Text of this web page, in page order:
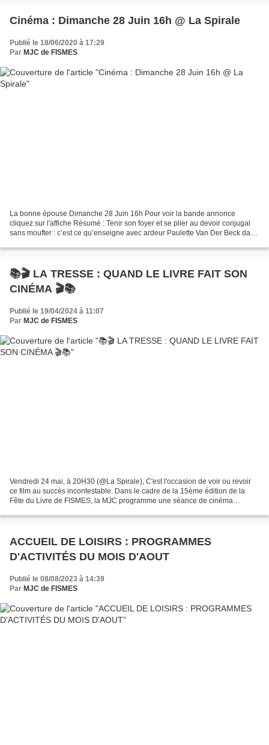
Cinéma : Dimanche 28 Juin 16h @ La Spirale
Publié le 18/06/2020 à 17:29
Par MJC de FISMES
La bonne épouse Dimanche 28 Juin 16h Pour voir la bande annonce
cliquez sur l'affiche Résumé : Tenir son foyer et se plier au devoir conjugal
sans moufter : c’est ce qu’enseigne avec ardeur Paulette Van Der Beck dans
📚🎬 LA TRESSE : QUAND LE LIVRE FAIT SON
CINÉMA 🎬📚
Publié le 19/04/2024 à 11:07
Par MJC de FISMES
Vendredi 24 mai, à 20H30 (@La Spirale), C'est l'occasion de voir ou revoir
ce film au succès incontestable. Dans le cadre de la 15ème édition de la
Fête du Livre de FISMES, la MJC programme une séance de cinéma
ACCUEIL DE LOISIRS : PROGRAMMES
D'ACTIVITÉS DU MOIS D'AOUT
Publié le 08/08/2023 à 14:39
Par MJC de FISMES